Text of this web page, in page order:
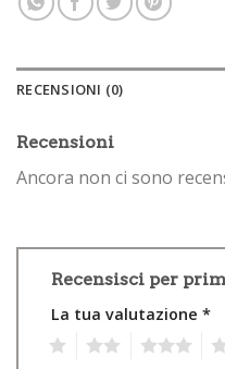
RECENSIONI (0)
Recensioni
Ancora non ci sono
Recensisci per
La tua valutazione *